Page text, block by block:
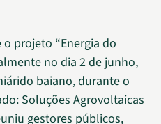
projeto “Energia do
no dia 2 de junho,
baiano, durante o
Soluções Agrovoltaicas
gestores públicos,